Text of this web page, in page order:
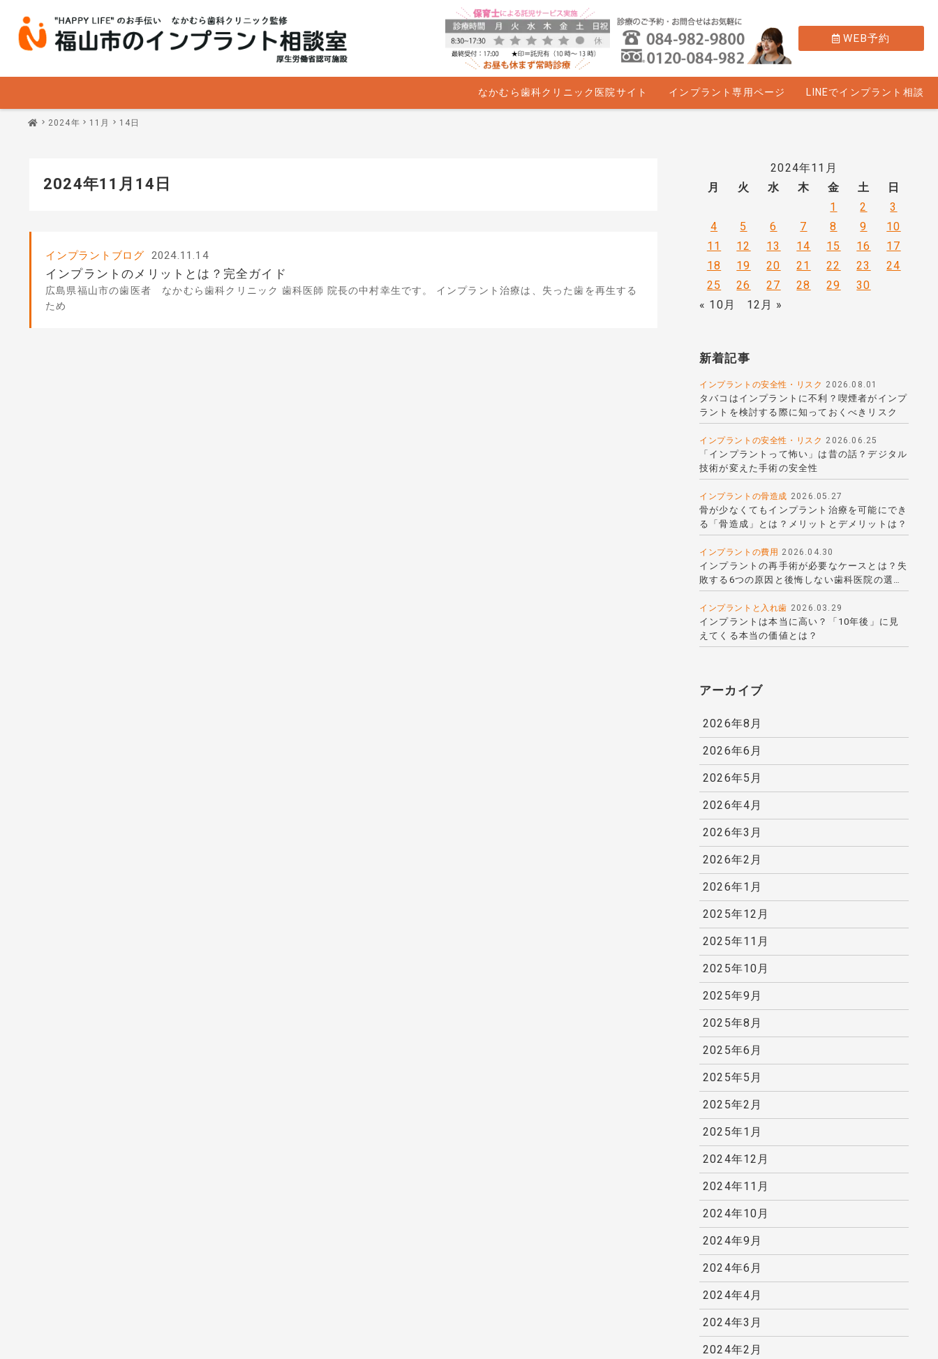
WEB予約
なかむら歯科クリニック医院サイト インプラント専用ページ LINEでインプラント相談
2024年 11月 14日
2024年11月14日
インプラントブログ 2024.11.14
インプラントのメリットとは？完全ガイド
広島県福山市の歯医者 なかむら歯科クリニック 歯科医師 院長の中村幸生です。 インプラント治療は、失った歯を再生する
ため
2024年11月
月
火 水 木 金 土
日
1
2
3
4
5 6 7 8 9
10
11
12 13 14 15 16
17
18
19 20 21 22 23
24
25
26 27 28 29
30
« 10月
12月 »
新着記事
インプラントの安全性・リスク 2026.08.01
タバコはインプラントに不利？喫煙者がインプ
ラントを検討する際に知っておくべきリスク
インプラントの安全性・リスク 2026.06.25
「インプラントって怖い」は昔の話？デジタル
技術が変えた手術の安全性
インプラントの骨造成 2026.05.27
骨が少なくてもインプラント治療を可能にでき
る「骨造成」とは？メリットとデメリットは？
インプラントの費用 2026.04.30
インプラントの再手術が必要なケースとは？失
敗する6つの原因と後悔しない歯科医院の選び
方
インプラントと入れ歯 2026.03.29
インプラントは本当に高い？「10年後」に見
えてくる本当の価値とは？
アーカイブ
2026年8月
2026年6月
2026年5月
2026年4月
2026年3月
2026年2月
2026年1月
2025年12月
2025年11月
2025年10月
2025年9月
2025年8月
2025年6月
2025年5月
2025年2月
2025年1月
2024年12月
2024年11月
2024年10月
2024年9月
2024年6月
2024年4月
2024年3月
2024年2月